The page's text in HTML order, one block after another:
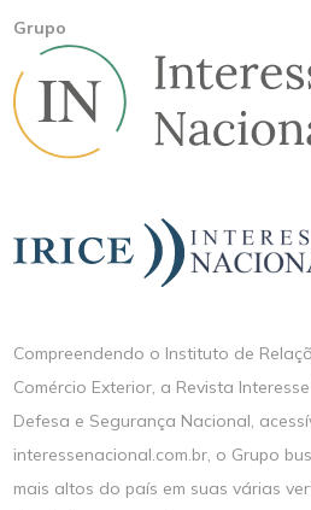
Grupo
Compreendendo o Instituto de
Comércio Exterior, a Revista
Defesa e Segurança Nacional,
interessenacional.com.br, o Grupo
mais altos do país em suas várias